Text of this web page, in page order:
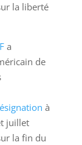
la liberté
a
de
à
juillet
la fin du